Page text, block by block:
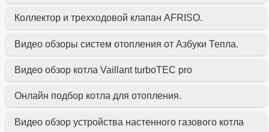
Коллектор и трехходовой клапан AFRISO.
Видео обзоры систем отопления от Азбуки Тепла.
Видео обзор котла Vaillant turboTEC pro
Онлайн подбор котла для отопления.
Видео обзор устройства настенного газового котла